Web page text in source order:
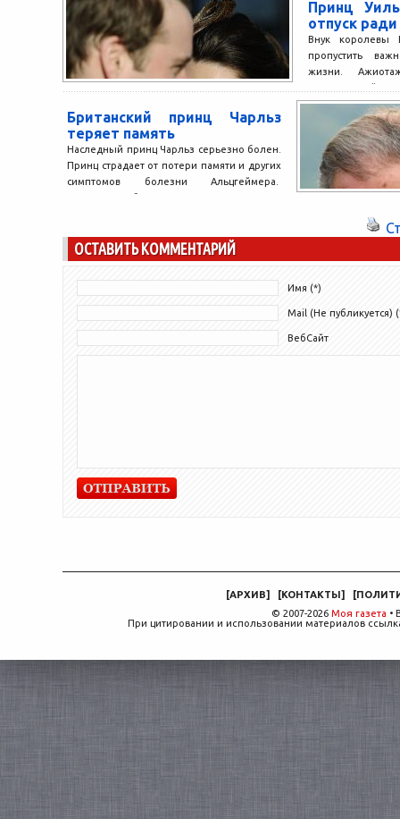
Принц
отпуск
Внук королевы
пропустить
жизни.
первенца Кейт и
Британский принц Чарльз
теряет память
Наследный принц Чарльз серьезно болен.
Принц страдает от потери памяти и других
симптомов болезни Альцгеймера.
Медики, наблюдающие за здоровьем
ОСТАВИТЬ КОММЕНТАРИЙ
Имя (*)
Mail (Не публикуется)
ВебСайт
[АРХИВ] [КОНТАКТЫ] [
© 2007-2026 Моя газета •
При цитировании и использовании материалов